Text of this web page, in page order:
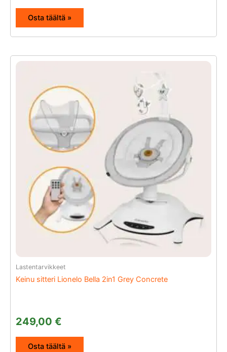
Osta täältä »
Lastentarvikkeet
Keinu sitteri Lionelo Bella 2in1 Grey Concrete
249,00 €
Osta täältä »